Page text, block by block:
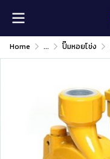
Home ... ปั๊มหอยโข่ง